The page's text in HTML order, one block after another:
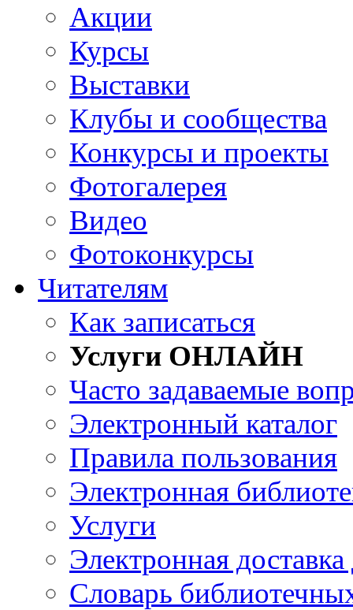
Акции
Курсы
Выставки
Клубы и сообщества
Конкурсы и проекты
Фотогалерея
Видео
Фотоконкурсы
Читателям
Как записаться
Услуги ОНЛАЙН
Часто задаваемые
Электронный каталог
Правила пользования
Электронная
Услуги
Электронная
Словарь